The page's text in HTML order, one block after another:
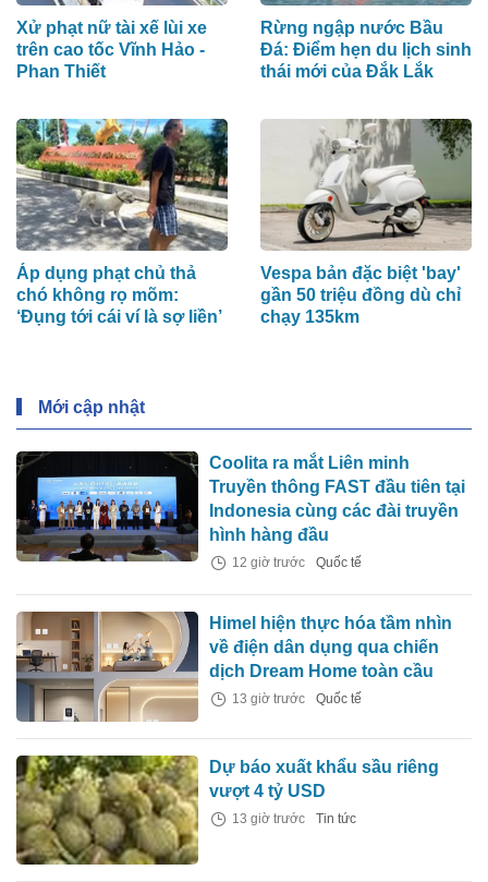
Xử phạt nữ tài xế lùi xe
trên cao tốc Vĩnh Hảo -
Phan Thiết
Rừng ngập nước Bầu
Đá: Điểm hẹn du lịch sinh
thái mới của Đắk Lắk
Áp dụng phạt chủ thả
chó không rọ mõm:
‘Đụng tới cái ví là sợ liền’
Vespa bản đặc biệt 'bay'
gần 50 triệu đồng dù chỉ
chạy 135km
Mới cập nhật
Coolita ra mắt Liên minh
Truyền thông FAST đầu tiên tại
Indonesia cùng các đài truyền
hình hàng đầu
12 giờ trước Quốc tế
Himel hiện thực hóa tầm nhìn
về điện dân dụng qua chiến
dịch Dream Home toàn cầu
13 giờ trước Quốc tế
Dự báo xuất khẩu sầu riêng
vượt 4 tỷ USD
13 giờ trước Tin tức